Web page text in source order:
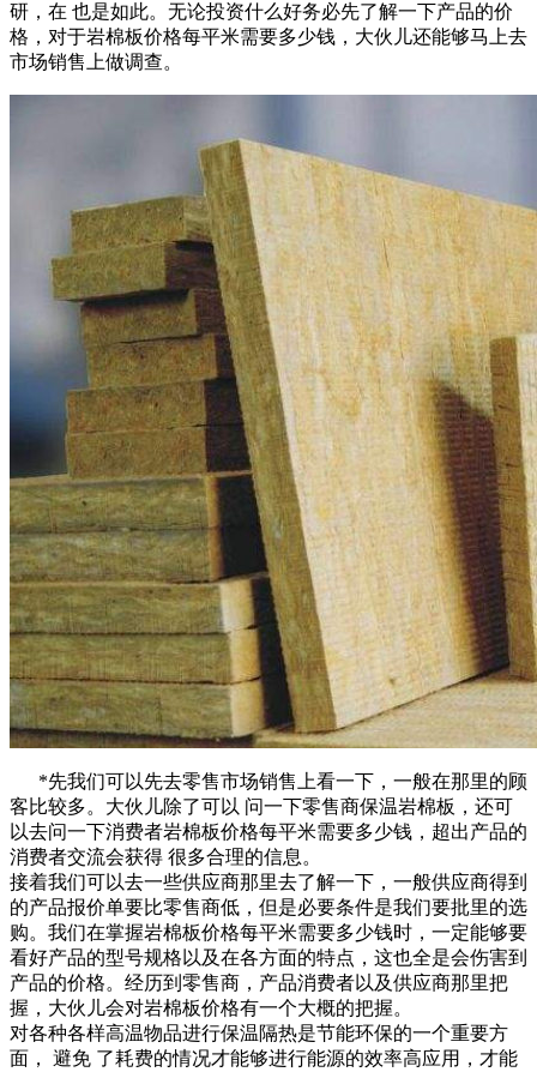
研，在 也是如此。无论投资什么好务必先了解一下产品的价
格，对于岩棉板价格每平米需要多少钱，大伙儿还能够马上去
市场销售上做调查。
*先我们可以先去零售市场销售上看一下，一般在那里的顾
客比较多。大伙儿除了可以 问一下零售商保温岩棉板，还可
以去问一下消费者岩棉板价格每平米需要多少钱，超出产品的
消费者交流会获得 很多合理的信息。
接着我们可以去一些供应商那里去了解一下，一般供应商得到
的产品报价单要比零售商低，但是必要条件是我们要批里的选
购。我们在掌握岩棉板价格每平米需要多少钱时，一定能够要
看好产品的型号规格以及在各方面的特点，这也全是会伤害到
产品的价格。经历到零售商，产品消费者以及供应商那里把
握，大伙儿会对岩棉板价格有一个大概的把握。
对各种各样高温物品进行保温隔热是节能环保的一个重要方
面， 避免 了耗费的情况才能够进行能源的效率高应用，才能